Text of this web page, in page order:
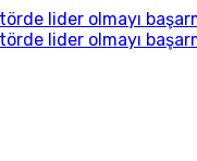
lider olmayı
lider olmayı